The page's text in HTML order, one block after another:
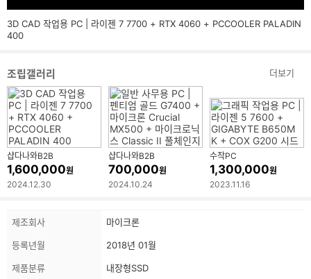
3D CAD 작업용 PC | 라이젠 7 7700 + RTX 4060 + PCCOOLER PALADIN
400
조립갤러리 더보기
샵다나와B2B
1,600,000원
2024.12.30
샵다나와B2B
700,000원
2024.10.24
수작PC
1,300,000원
2023.11.16
품
보
스
정
보
제조회사 마이크론
등록년월 2018년 01월
제품분류 내장형SSD